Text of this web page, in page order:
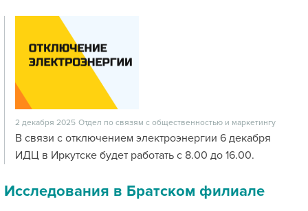
2 декабря 2025 Отдел по связям с общественностью и маркетингу
В связи с отключением электроэнергии 6 декабря
ИДЦ в Иркутске будет работать с 8.00 до 16.00.
Исследования в Братском филиале